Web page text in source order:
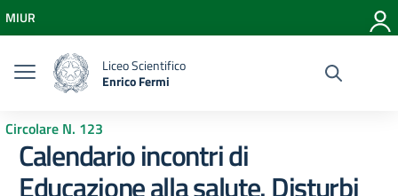
Vai al menu di navigazione
Vai al footer
MIUR
Liceo Scientifico
Enrico Fermi
Circolare N. 123
Calendario incontri di
Educazione alla salute. Disturbi